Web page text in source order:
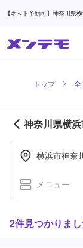
【ネット予約可】神奈川県
トップ 全
神奈川県横
修理可能な
横浜市神奈
メニュー
2件見つかりま